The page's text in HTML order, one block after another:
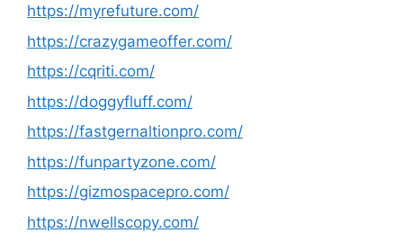
https://myrefuture.com/
https://crazygameoffer.com/
https://cqriti.com/
https://doggyfluff.com/
https://fastgernaltionpro.com/
https://funpartyzone.com/
https://gizmospacepro.com/
https://nwellscopy.com/